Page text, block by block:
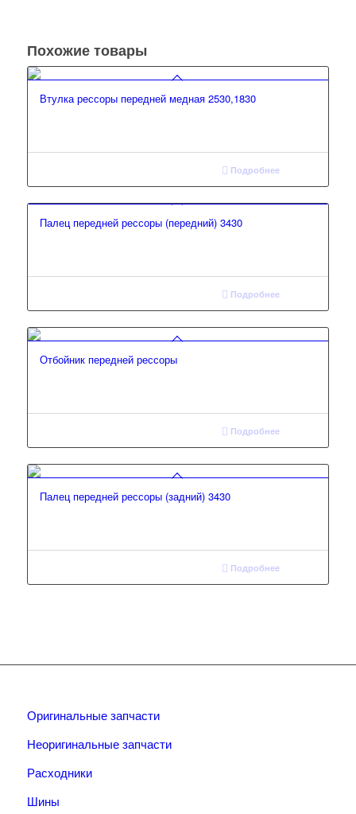
Похожие товары
Втулка рессоры передней медная 2530,1830
Подробнее
Палец передней рессоры (передний) 3430
Подробнее
Отбойник передней рессоры
Подробнее
Палец передней рессоры (задний) 3430
Подробнее
Оригинальные запчасти
Неоригинальные запчасти
Расходники
Шины